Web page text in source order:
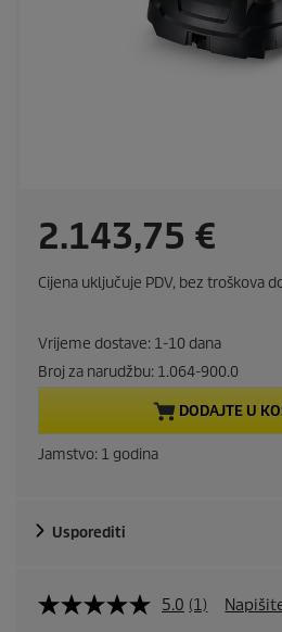
C
u
r
e
n
p
r
2.143,75 €
Cijena uključuje PDV, bez troškova
Vrijeme dostave: 1-10 dana
Broj za narudžbu: 1.064-900.0
DODAJTE U
Jamstvo: 1 godina
Usporediti
5.0 (1)